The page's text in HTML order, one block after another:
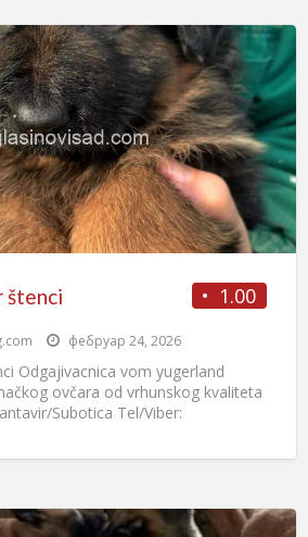
1.00
štenci
фебруар 24, 2026
Odgajivacnica vom yugerland
ovčara od vrhunskog kvaliteta
Subotica Tel/Viber: